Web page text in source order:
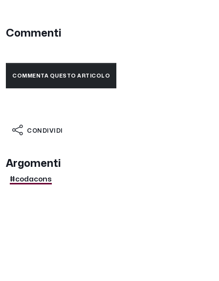
Commenti
COMMENTA QUESTO ARTICOLO
CONDIVIDI
Argomenti
#codacons